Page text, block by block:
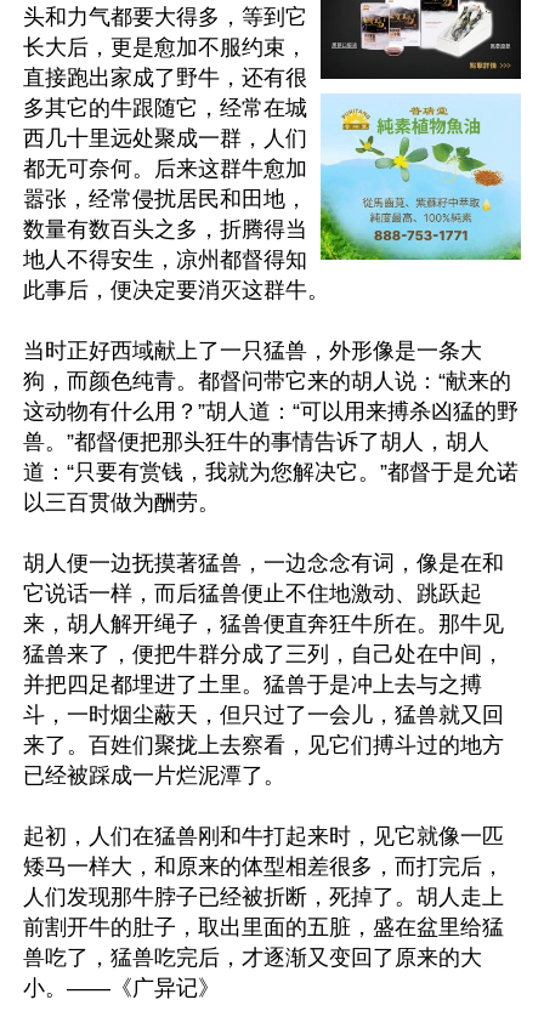
头和力气都要大得多，等到它
长大后，更是愈加不服约束，
直接跑出家成了野牛，还有很
多其它的牛跟随它，经常在城
西几十里远处聚成一群，人们
都无可奈何。后来这群牛愈加
嚣张，经常侵扰居民和田地，
数量有数百头之多，折腾得当
地人不得安生，凉州都督得知
此事后，便决定要消灭这群牛。
当时正好西域献上了一只猛兽，外形像是一条大
狗，而颜色纯青。都督问带它来的胡人说：“献来的
这动物有什么用？”胡人道：“可以用来搏杀凶猛的野
兽。”都督便把那头狂牛的事情告诉了胡人，胡人
道：“只要有赏钱，我就为您解决它。”都督于是允诺
以三百贯做为酬劳。
胡人便一边抚摸著猛兽，一边念念有词，像是在和
它说话一样，而后猛兽便止不住地激动、跳跃起
来，胡人解开绳子，猛兽便直奔狂牛所在。那牛见
猛兽来了，便把牛群分成了三列，自己处在中间，
并把四足都埋进了土里。猛兽于是冲上去与之搏
斗，一时烟尘蔽天，但只过了一会儿，猛兽就又回
来了。百姓们聚拢上去察看，见它们搏斗过的地方
已经被踩成一片烂泥潭了。
起初，人们在猛兽刚和牛打起来时，见它就像一匹
矮马一样大，和原来的体型相差很多，而打完后，
人们发现那牛脖子已经被折断，死掉了。胡人走上
前割开牛的肚子，取出里面的五脏，盛在盆里给猛
兽吃了，猛兽吃完后，才逐渐又变回了原来的大
小。——《广异记》